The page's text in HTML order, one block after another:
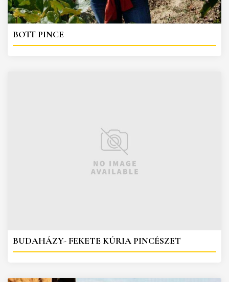
BOTT PINCE
BUDAHÁZY- FEKETE KÚRIA PINCÉSZET